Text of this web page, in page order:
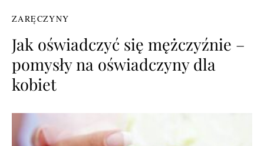
ZARĘCZYNY
Jak oświadczyć się mężczyźnie –
pomysły na oświadczyny dla
kobiet